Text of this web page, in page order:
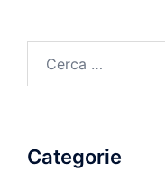
per:
Categorie